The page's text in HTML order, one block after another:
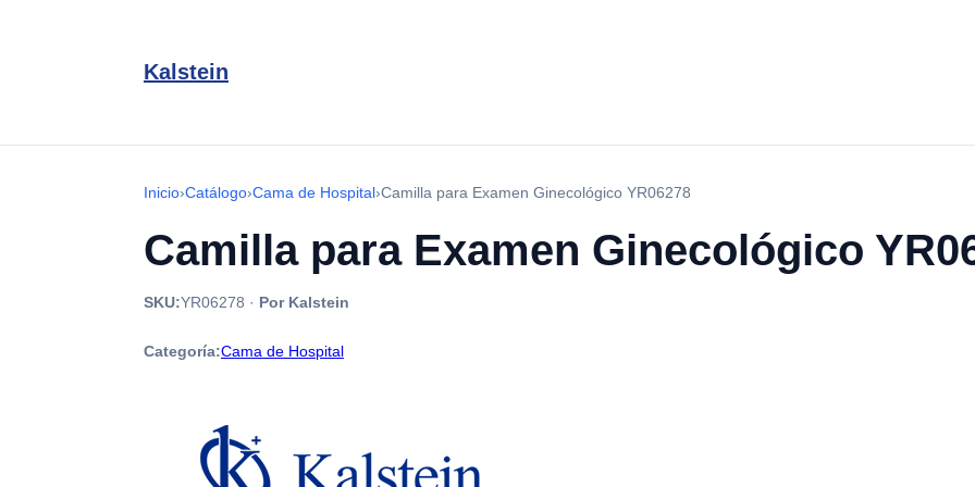
Kalstein
Inicio›Catálogo›Cama de Hospital›Camilla para Examen Ginecológico YR06278
Camilla para Examen Ginecológico
SKU:YR06278 · Por Kalstein
Categoría:Cama de Hospital